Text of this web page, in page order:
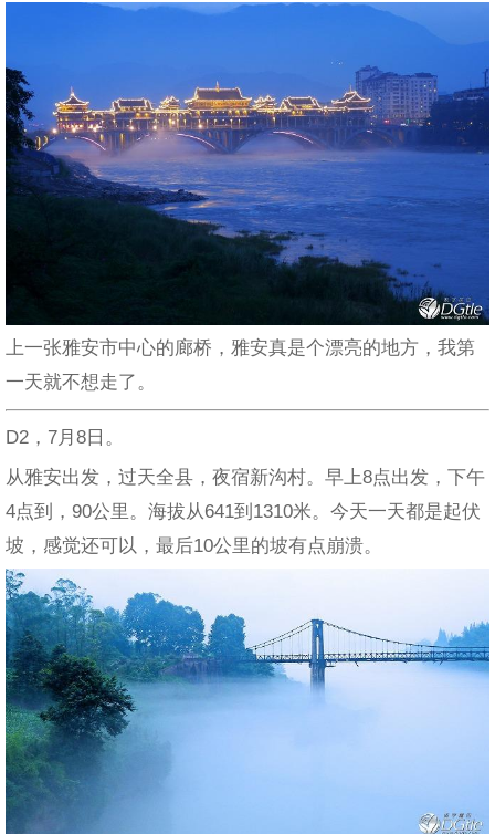
上一张雅安市中心的廊桥，雅安真是个漂亮的地方，我第
一天就不想走了。
D2，7月8日。
从雅安出发，过天全县，夜宿新沟村。早上8点出发，下午
4点到，90公里。海拔从641到1310米。今天一天都是起伏
坡，感觉还可以，最后10公里的坡有点崩溃。